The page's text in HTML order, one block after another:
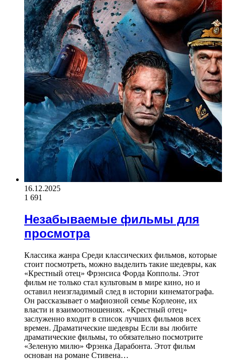
16.12.2025
1 691
Незабываемые фильмы для
просмотра
Классика жанра Среди классических фильмов, которые
стоит посмотреть, можно выделить такие шедевры, как
«Крестный отец» Фрэнсиса Форда Копполы. Этот
фильм не только стал культовым в мире кино, но и
оставил неизгладимый след в истории кинематографа.
Он рассказывает о мафиозной семье Корлеоне, их
власти и взаимоотношениях. «Крестный отец»
заслуженно входит в список лучших фильмов всех
времен. Драматические шедевры Если вы любите
драматические фильмы, то обязательно посмотрите
«Зеленую милю» Фрэнка Дарабонта. Этот фильм
основан на романе Стивена…